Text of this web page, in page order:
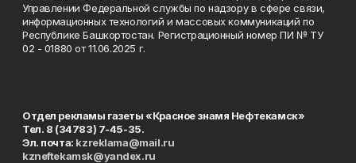
Управлении Федеральной службы по надзору в сфере связи,
информационных технологий и массовых коммуникаций по
Республике Башкортостан. Регистрационный номер ПИ № ТУ
02 - 01880 от 11.06.2025 г.
Отдел рекламы газеты «Красное знамя Нефтекамск»
Тел. 8 (34783) 7-45-35.
Эл. почта: kzreklama@mail.ru
kzneftekamsk@yandex.ru